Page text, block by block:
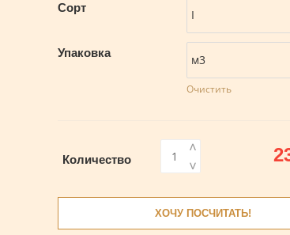
Сорт
Упаковка
Очистить
Количество >
<
ХОЧУ ПОСЧИТАТЬ!